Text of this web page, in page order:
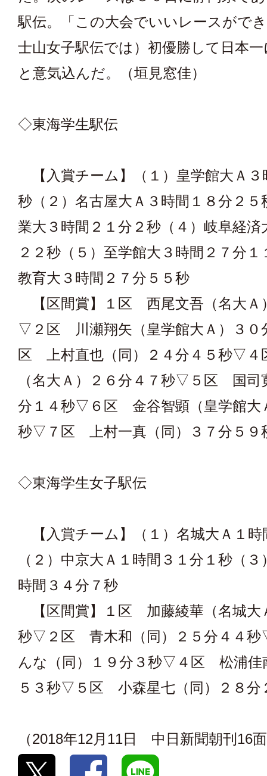
駅伝。「この大会でいいレースがで
士山女子駅伝では）初優勝して日本
と意気込んだ。（垣見窓佳）
◇東海学生駅伝
【入賞チーム】（１）皇学館大Ａ３
秒（２）名古屋大Ａ３時間１８分２５
業大３時間２１分２秒（４）岐阜経済
２２秒（５）至学館大３時間２７分
教育大３時間２７分５５秒
【区間賞】１区 西尾文吾（名大Ａ
▽２区 川瀬翔矢（皇学館大Ａ）３０
区 上村直也（同）２４分４５秒▽
（名大Ａ）２６分４７秒▽５区 国司
分１４秒▽６区 金谷智顕（皇学館大
秒▽７区 上村一真（同）３７分５９
◇東海学生女子駅伝
【入賞チーム】（１）名城大Ａ１時
（２）中京大Ａ１時間３１分１秒（
時間３４分７秒
【区間賞】１区 加藤綾華（名城大
秒▽２区 青木和（同）２５分４４
んな（同）１９分３秒▽４区 松浦佳
５３秒▽５区 小森星七（同）２８分
（2018年12月11日 中日新聞朝刊16